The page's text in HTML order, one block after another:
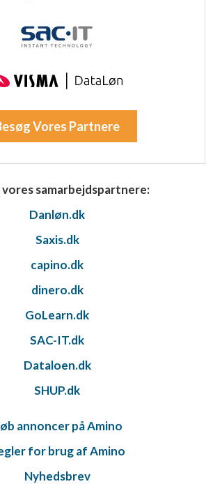
Vores Partnere
vores samarbejdspartnere:
Danløn.dk
Saxis.dk
capino.dk
dinero.dk
GoLearn.dk
SAC-IT.dk
Dataloen.dk
SHUP.dk
annoncer på Amino
for brug af Amino
Nyhedsbrev